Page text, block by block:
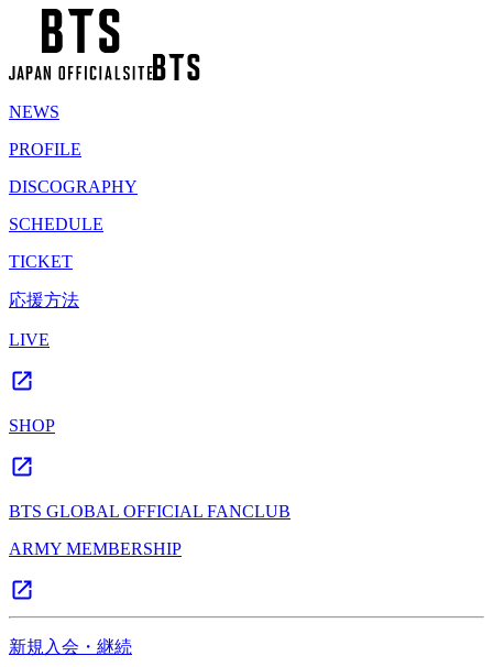
NEWS
PROFILE
DISCOGRAPHY
SCHEDULE
TICKET
応援方法
LIVE
SHOP
BTS GLOBAL OFFICIAL FANCLUB
ARMY MEMBERSHIP
新規入会・継続